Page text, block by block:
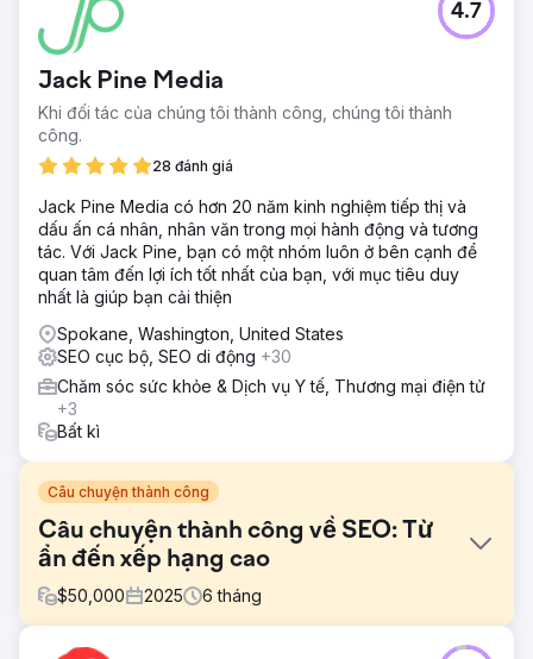
Jack Pine Media
Khi đối tác của chúng tôi thành công, chúng tôi thành
công.
28 đánh giá
4.7
Jack Pine Media có hơn 20 năm kinh nghiệm tiếp thị và
dấu ấn cá nhân, nhân văn trong mọi hành động và tương
tác. Với Jack Pine, bạn có một nhóm luôn ở bên cạnh để
quan tâm đến lợi ích tốt nhất của bạn, với mục tiêu duy
nhất là giúp bạn cải thiện
Spokane, Washington, United States
SEO cục bộ, SEO di động +30
Chăm sóc sức khỏe & Dịch vụ Y tế, Thương mại điện tử
+3
Bất kì
Câu chuyện thành công
Câu chuyện thành công về SEO: Từ
ẩn đến xếp hạng cao
$50,000 2025 6 tháng